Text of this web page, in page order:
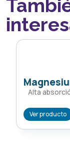
Alta
Ver producto